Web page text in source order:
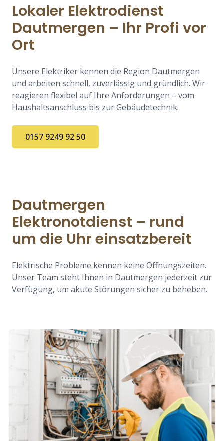
Lokaler Elektrodienst
Dautmergen – Ihr Profi vor
Ort
Unsere Elektriker kennen die Region Dautmergen
und arbeiten schnell, zuverlässig und gründlich. Wir
reagieren flexibel auf Ihre Anforderungen – vom
Haushaltsanschluss bis zur Gebäudetechnik.
0157 9249 92 50
Dautmergen
Elektronotdienst – rund
um die Uhr einsatzbereit
Elektrische Probleme kennen keine Öffnungszeiten.
Unser Team steht Ihnen in Dautmergen jederzeit zur
Verfügung, um akute Störungen sicher zu beheben.